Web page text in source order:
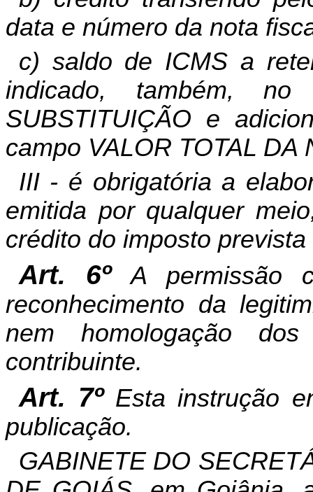
data e número da nota
c) saldo de ICMS a
indicado, também,
SUBSTITUIÇÃO e
campo VALOR TOTAL DA
III - é obrigatória a
emitida por qualquer
crédito do imposto
Art. 6º
A permissão
reconhecimento da
nem homologação
contribuinte.
Art. 7º Esta instrução
publicação.
GABINETE DO